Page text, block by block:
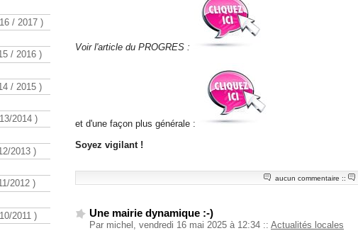
Voir l'article du PROGRES :
et d'une façon plus générale :
Soyez vigilant !
aucun commentaire ::
Une mairie dynamique :-)
Par michel, vendredi 16 mai 2025 à 12:34 :: Actualités locales
/ 2017 )
/ 2016 )
/ 2015 )
2014 )
2013 )
2012 )
2011 )